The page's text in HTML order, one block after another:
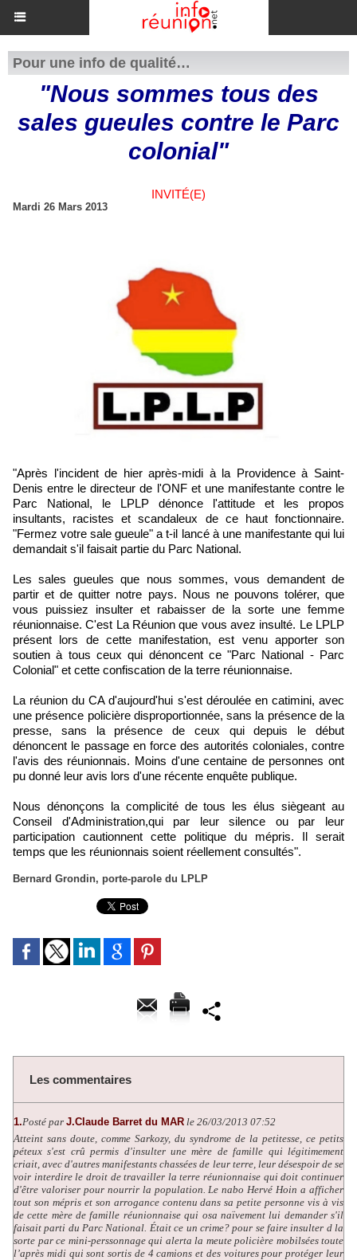
Pour une info de qualité…
"Nous sommes tous des
sales gueules contre le Parc
colonial"
INVITÉ(E)
Mardi 26 Mars 2013
"Après l'incident de hier après-midi à la Providence à Saint-
Denis entre le directeur de l'ONF et une manifestante contre le
Parc National, le LPLP dénonce l'attitude et les propos
insultants, racistes et scandaleux de ce haut fonctionnaire.
"Fermez votre sale gueule" a t-il lancé à une manifestante qui lui
demandait s'il faisait partie du Parc National.
Les sales gueules que nous sommes, vous demandent de
partir et de quitter notre pays. Nous ne pouvons tolérer, que
vous puissiez insulter et rabaisser de la sorte une femme
réunionnaise. C'est La Réunion que vous avez insulté. Le LPLP
présent lors de cette manifestation, est venu apporter son
soutien à tous ceux qui dénoncent ce "Parc National - Parc
Colonial" et cette confiscation de la terre réunionnaise.
La réunion du CA d'aujourd'hui s'est déroulée en catimini, avec
une présence policière disproportionnée, sans la présence de la
presse, sans la présence de ceux qui depuis le début
dénoncent le passage en force des autorités coloniales, contre
l'avis des réunionnais. Moins d'une centaine de personnes ont
pu donné leur avis lors d'une récente enquête publique.
Nous dénonçons la complicité de tous les élus siègeant au
Conseil d'Administration,qui par leur silence ou par leur
participation cautionnent cette politique du mépris. Il serait
temps que les réunionnais soient réellement consultés".
Bernard Grondin, porte-parole du LPLP
Les commentaires
1.Posté par J.Claude Barret du MAR le 26/03/2013 07:52
Atteint sans doute, comme Sarkozy, du syndrome de la petitesse, ce petits
péteux s'est crû permis d'insulter une mère de famille qui légitimement
criait, avec d'autres manifestants chassées de leur terre, leur désespoir de se
voir interdire le droit de travailler la terre réunionnaise qui doit continuer
d'être valoriser pour nourrir la population. Le nabo Hervé Hoin a afficher
tout son mépris et son arrogance contenu dans sa petite personne vis à vis
de cette mère de famille réunionnaise qui osa naïvement lui demander s'il
faisait parti du Parc National. Était ce un crime? pour se faire insulter d la
sorte par ce mini-perssonnage qui alerta la meute policière mobilsées toute
l’après midi qui sont sortis de 4 camions et des voitures pour protéger leur